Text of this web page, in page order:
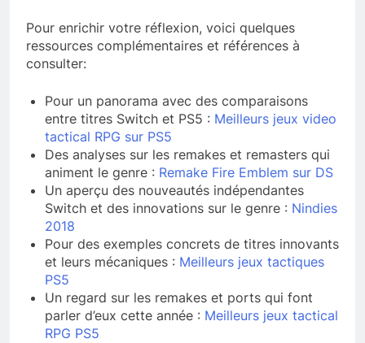
Pour enrichir votre réflexion, voici quelques
ressources complémentaires et références à
consulter:
Pour un panorama avec des comparaisons
entre titres Switch et PS5 : Meilleurs jeux video
tactical RPG sur PS5
Des analyses sur les remakes et remasters qui
animent le genre : Remake Fire Emblem sur DS
Un aperçu des nouveautés indépendantes
Switch et des innovations sur le genre : Nindies
2018
Pour des exemples concrets de titres innovants
et leurs mécaniques : Meilleurs jeux tactiques
PS5
Un regard sur les remakes et ports qui font
parler d’eux cette année : Meilleurs jeux tactical
RPG PS5